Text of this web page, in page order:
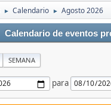
► Calendario ► Agosto 2026
Calendario de eventos
SEMANA
para